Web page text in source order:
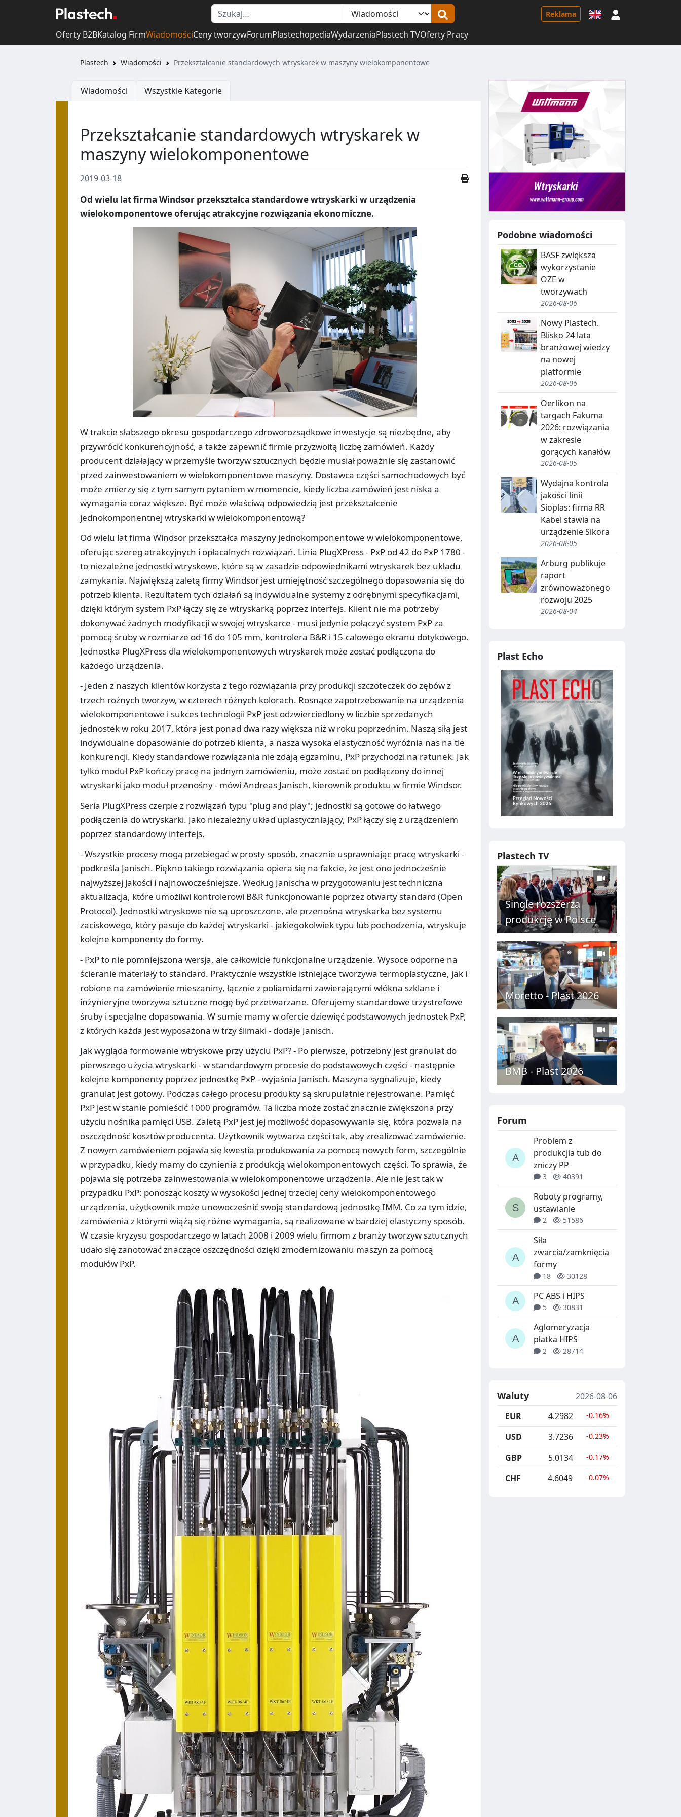
Reklama
Oferty B2BKatalog FirmWiadomościCeny tworzywForumPlastechopediaWydarzeniaPlastech TVOferty Pracy
Plastech Wiadomości Przekształcanie standardowych wtryskarek w maszyny wielokomponentowe
Wiadomości Wszystkie Kategorie
Przekształcanie standardowych wtryskarek w
maszyny wielokomponentowe
2019-03-18
Od wielu lat firma Windsor przekształca standardowe wtryskarki w urządzenia
wielokomponentowe oferując atrakcyjne rozwiązania ekonomiczne.
W trakcie słabszego okresu gospodarczego zdroworozsądkowe inwestycje są niezbędne, aby
przywrócić konkurencyjność, a także zapewnić firmie przyzwoitą liczbę zamówień. Każdy
producent działający w przemyśle tworzyw sztucznych będzie musiał poważnie się zastanowić
przed zainwestowaniem w wielokomponentowe maszyny. Dostawca części samochodowych być
może zmierzy się z tym samym pytaniem w momencie, kiedy liczba zamówień jest niska a
wymagania coraz większe. Być może właściwą odpowiedzią jest przekształcenie
jednokomponentnej wtryskarki w wielokomponentową?
Od wielu lat firma Windsor przekształca maszyny jednokomponentowe w wielokomponentowe,
oferując szereg atrakcyjnych i opłacalnych rozwiązań. Linia PlugXPress - PxP od 42 do PxP 1780 -
to niezależne jednostki wtryskowe, które są w zasadzie odpowiednikami wtryskarek bez układu
zamykania. Największą zaletą firmy Windsor jest umiejętność szczególnego dopasowania się do
potrzeb klienta. Rezultatem tych działań są indywidualne systemy z odrębnymi specyfikacjami,
dzięki którym system PxP łączy się ze wtryskarką poprzez interfejs. Klient nie ma potrzeby
dokonywać żadnych modyfikacji w swojej wtryskarce - musi jedynie połączyć system PxP za
pomocą śruby w rozmiarze od 16 do 105 mm, kontrolera B&R i 15-calowego ekranu dotykowego.
Jednostka PlugXPress dla wielokomponentowych wtryskarek może zostać podłączona do
każdego urządzenia.
- Jeden z naszych klientów korzysta z tego rozwiązania przy produkcji szczoteczek do zębów z
trzech rożnych tworzyw, w czterech różnych kolorach. Rosnące zapotrzebowanie na urządzenia
wielokomponentowe i sukces technologii PxP jest odzwierciedlony w liczbie sprzedanych
jednostek w roku 2017, która jest ponad dwa razy większa niż w roku poprzednim. Naszą siłą jest
indywidualne dopasowanie do potrzeb klienta, a nasza wysoka elastyczność wyróżnia nas na tle
konkurencji. Kiedy standardowe rozwiązania nie zdają egzaminu, PxP przychodzi na ratunek. Jak
tylko moduł PxP kończy pracę na jednym zamówieniu, może zostać on podłączony do innej
wtryskarki jako moduł przenośny - mówi Andreas Janisch, kierownik produktu w firmie Windsor.
Seria PlugXPress czerpie z rozwiązań typu "plug and play"; jednostki są gotowe do łatwego
podłączenia do wtryskarki. Jako niezależny układ uplastyczniający, PxP łączy się z urządzeniem
poprzez standardowy interfejs.
- Wszystkie procesy mogą przebiegać w prosty sposób, znacznie usprawniając pracę wtryskarki -
podkreśla Janisch. Piękno takiego rozwiązania opiera się na fakcie, że jest ono jednocześnie
najwyższej jakości i najnowocześniejsze. Według Janischa w przygotowaniu jest techniczna
aktualizacja, które umożliwi kontrolerowi B&R funkcjonowanie poprzez otwarty standard (Open
Protocol). Jednostki wtryskowe nie są uproszczone, ale przenośna wtryskarka bez systemu
zaciskowego, który pasuje do każdej wtryskarki - jakiegokolwiek typu lub pochodzenia, wtryskuje
kolejne komponenty do formy.
- PxP to nie pomniejszona wersja, ale całkowicie funkcjonalne urządzenie. Wysoce odporne na
ścieranie materiały to standard. Praktycznie wszystkie istniejące tworzywa termoplastyczne, jak i
robione na zamówienie mieszaniny, łącznie z poliamidami zawierającymi włókna szklane i
inżynieryjne tworzywa sztuczne mogę być przetwarzane. Oferujemy standardowe trzystrefowe
śruby i specjalne dopasowania. W sumie mamy w ofercie dziewięć podstawowych jednostek PxP,
z których każda jest wyposażona w trzy ślimaki - dodaje Janisch.
Jak wygląda formowanie wtryskowe przy użyciu PxP? - Po pierwsze, potrzebny jest granulat do
pierwszego użycia wtryskarki - w standardowym procesie do podstawowych części - następnie
kolejne komponenty poprzez jednostkę PxP - wyjaśnia Janisch. Maszyna sygnalizuje, kiedy
granulat jest gotowy. Podczas całego procesu produkty są skrupulatnie rejestrowane. Pamięć
PxP jest w stanie pomieścić 1000 programów. Ta liczba może zostać znacznie zwiększona przy
użyciu nośnika pamięci USB. Zaletą PxP jest jej możliwość dopasowywania się, która pozwala na
oszczędność kosztów producenta. Użytkownik wytwarza części tak, aby zrealizować zamówienie.
Z nowym zamówieniem pojawia się kwestia produkowania za pomocą nowych form, szczególnie
w przypadku, kiedy mamy do czynienia z produkcją wielokomponentowych części. To sprawia, że
pojawia się potrzeba zainwestowania w wielokomponentowe urządzenia. Ale nie jest tak w
przypadku PxP: ponosząc koszty w wysokości jednej trzeciej ceny wielokomponentowego
urządzenia, użytkownik może unowocześnić swoją standardową jednostkę IMM. Co za tym idzie,
zamówienia z którymi wiążą się różne wymagania, są realizowane w bardziej elastyczny sposób.
W czasie kryzysu gospodarczego w latach 2008 i 2009 wielu firmom z branży tworzyw sztucznych
udało się zanotować znaczące oszczędności dzięki zmodernizowaniu maszyn za pomocą
modułów PxP.
Podobne wiadomości
BASF zwiększa
wykorzystanie
OZE w
tworzywach
2026-08-06
Nowy Plastech.
Blisko 24 lata
branżowej wiedzy
na nowej
platformie
2026-08-06
Oerlikon na
targach Fakuma
2026: rozwiązania
w zakresie
gorących kanałów
2026-08-05
Wydajna kontrola
jakości linii
Sioplas: firma RR
Kabel stawia na
urządzenie Sikora
2026-08-05
Arburg publikuje
raport
zrównoważonego
rozwoju 2025
2026-08-04
Plast Echo
Plastech TV
Single rozszerza
produkcję w Polsce
Moretto - Plast 2026
BMB - Plast 2026
Forum
Problem z
produkcjia tub do
zniczy PP
3 40391
Roboty programy,
ustawianie
2 51586
Siła
zwarcia/zamknięcia
formy
18 30128
PC ABS i HIPS
5 30831
Aglomeryzacja
płatka HIPS
2 28714
Waluty
2026-08-06
EUR
4.2982 -0.16%
USD 3.7236 -0.23%
GBP 5.0134 -0.17%
CHF 4.6049 -0.07%